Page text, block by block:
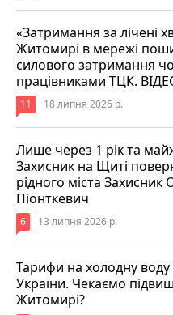
«Затримання за лічені
Житомирі в мережі
силового затримання
працівниками ТЦК.
11 18 липня 2026 р.
Лише через 1 рік та
Захисник на Щиті
рідного міста Захисник
Піонткевич
6 13 липня 2026 р.
Тарифи на холодну воду
України. Чекаємо
Житомирі?